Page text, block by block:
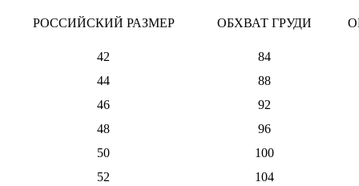
РОССИЙСКИЙ РАЗМЕР ОБХВАТ ГРУДИ
42
84
44
88
46
92
48
96
50
100
52
104